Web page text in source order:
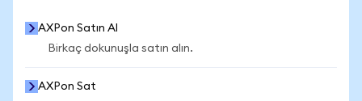
AXPon Satın Al
Birkaç dokunuşla satın alın.
AXPon Sat